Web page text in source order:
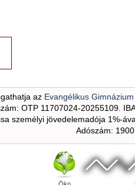
az Evangélikus
OTP 11707024-20255109.
személyi jövedelemadója 1%-
Adószám: